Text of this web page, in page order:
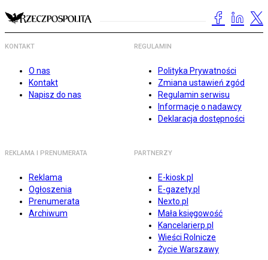
KONTAKT
O nas
Kontakt
Napisz do nas
REGULAMIN
Polityka Prywatności
Zmiana ustawień zgód
Regulamin serwisu
Informacje o nadawcy
Deklaracja dostępności
REKLAMA I PRENUMERATA
Reklama
Ogłoszenia
Prenumerata
Archiwum
PARTNERZY
E-kiosk.pl
E-gazety.pl
Nexto.pl
Mała księgowość
Kancelarierp.pl
Wieści Rolnicze
Życie Warszawy